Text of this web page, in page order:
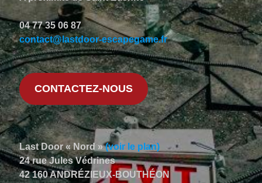
04 77 35 06 87
contact@lastdoor-escapegame.fr
CONTACTEZ-NOUS
Last Door « Nord »(voir le plan)
24 rue Jules Védrines
42 160 ANDRÉZIEUX-BOUTHÉON